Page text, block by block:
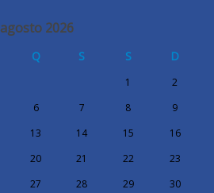
agosto 2026
Q S S D
1
2
6 7 8
9
13 14 15
16
20 21 22
23
27 28 29
30